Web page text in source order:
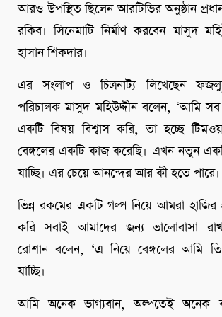
আরও উপস্থিত ছিলেন আরটিভির অনুষ্ঠান
রকিব। সিনেমাটি নির্মাণ করবেন মাসুদ
হাসান শিকদার।
এর সংলাপ ও চিত্রনাট্য লিখেছেন
পরিচালক মাসুদ মহিউদ্দীন বলেন, ‘আমি সব
একটি বিষয় বিশ্বাস করি, তা হচ্ছে
বেঙ্গলের একটি কাজ করেছি। এখন নতুন
যাচ্ছি। এর চেয়ে আনন্দের আর কী হতে পারে।
ভিন্ন রকমের একটি গল্প নিয়ে আমরা হাজির
করি সবাই আমাদের জন্য ভালোবাসা
রোশান বলেন, ‘এ নিয়ে বেঙ্গলের আমি
যাচ্ছি।
আমি অনেক ভাগ্যবান, অল্পতেই অনেক